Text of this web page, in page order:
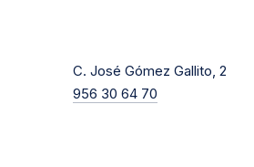
C. José Gómez Gallito, 2
956 30 64 70